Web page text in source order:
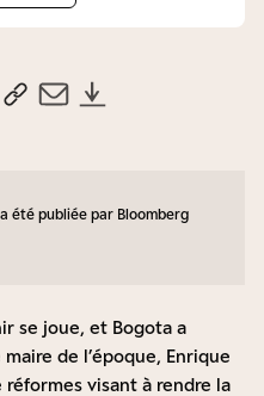
été publiée par Bloomberg
se joue, et Bogota a
de l’époque, Enrique
réformes visant à rendre la